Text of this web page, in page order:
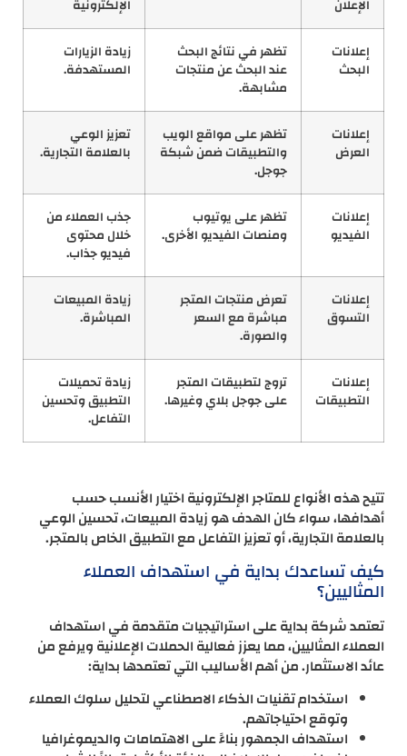
الإعلان
الإلكترونية
إعلانات
البحث
تظهر في نتائج البحث
عند البحث عن منتجات
مشابهة.
زيادة الزيارات
المستهدفة.
إعلانات
العرض
تظهر على مواقع الويب
والتطبيقات ضمن شبكة
جوجل.
تعزيز الوعي
بالعلامة التجارية.
إعلانات
الفيديو
تظهر على يوتيوب
ومنصات الفيديو الأخرى.
جذب العملاء من
خلال محتوى
فيديو جذاب.
إعلانات
التسوق
تعرض منتجات المتجر
مباشرة مع السعر
والصورة.
زيادة المبيعات
المباشرة.
إعلانات
التطبيقات
تروج لتطبيقات المتجر
على جوجل بلاي وغيرها.
زيادة تحميلات
التطبيق وتحسين
التفاعل.
تتيح هذه الأنواع للمتاجر الإلكترونية اختيار الأنسب حسب
أهدافها، سواء كان الهدف هو زيادة المبيعات، تحسين الوعي
بالعلامة التجارية، أو تعزيز التفاعل مع التطبيق الخاص بالمتجر.
كيف تساعدك بداية في استهداف العملاء
المثاليين؟
تعتمد شركة بداية على استراتيجيات متقدمة في استهداف
العملاء المثاليين، مما يعزز فعالية الحملات الإعلانية ويرفع من
عائد الاستثمار. من أهم الأساليب التي تعتمدها بداية:
استخدام تقنيات الذكاء الاصطناعي لتحليل سلوك العملاء
وتوقع احتياجاتهم.
استهداف الجمهور بناءً على الاهتمامات والديموغرافيا